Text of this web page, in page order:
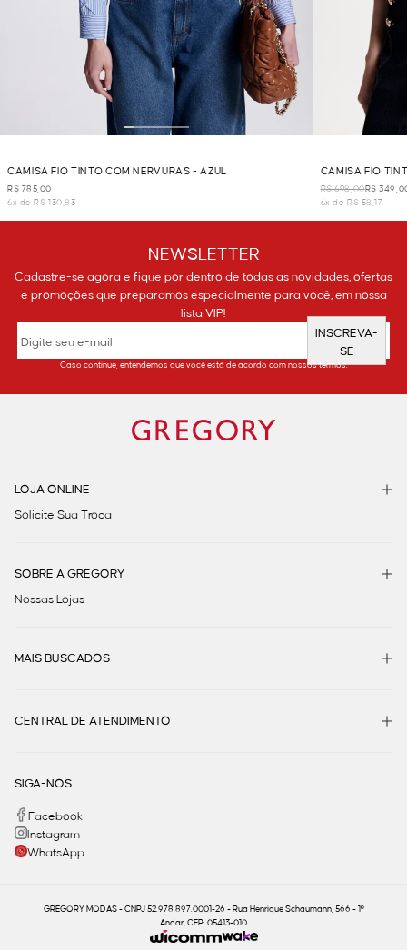
CAMISA FIO TINTO COM NERVURAS - AZUL
R$ 785,00
6x de R$ 130,83
CAMISA FIO
R$ 698,00R$
6x de R$ 58,17
NEWSLETTER
Cadastre-se agora e fique por dentro de todas as novidades, ofertas
e promoções que preparamos especialmente para você, em nossa
lista VIP!
INSCREVA-
SE
Caso continue, entendemos que você está de acordo com nossos termos.
LOJA ONLINE
Solicite Sua Troca
SOBRE A GREGORY
Nossas Lojas
MAIS BUSCADOS
CENTRAL DE ATENDIMENTO
SIGA-NOS
Facebook
Instagram
WhatsApp
GREGORY MODAS - CNPJ 52.978.897.0001-26 - Rua Henrique Schaumann, 566 - 1º
Andar, CEP: 05413-010